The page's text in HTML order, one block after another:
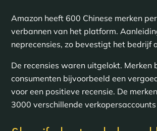
Amazon heeft 600 Chinese merken
verbannen van het platform.
neprecensies, zo bevestigt het bedrijf
De recensies waren uitgelokt. Merken
consumenten bijvoorbeeld een
voor een positieve recensie. De
3000 verschillende